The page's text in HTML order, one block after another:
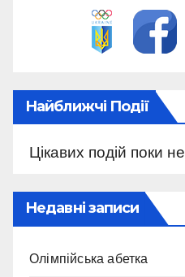
Найближчі Події
Цікавих подій поки
Недавні записи
Олімпійська абетка